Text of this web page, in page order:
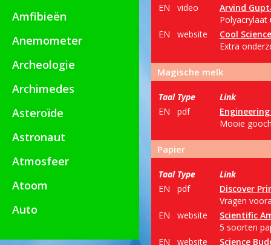
Amfibieën
Anemometer
Archeologie
Archimedes
Asteroïde
Astronaut
Atmosfeer
Atoom
Auto
EN
video
Arvind
Polyacrylaat
EN
website
Cool Science
Extra
Magische melk
Taal Type
Link
EN
pdf
Mooie
Papier
Taal Type
Link
EN
pdf
Discover
Vragen
EN
website
Scientific
5 soorten
EN
website
Science